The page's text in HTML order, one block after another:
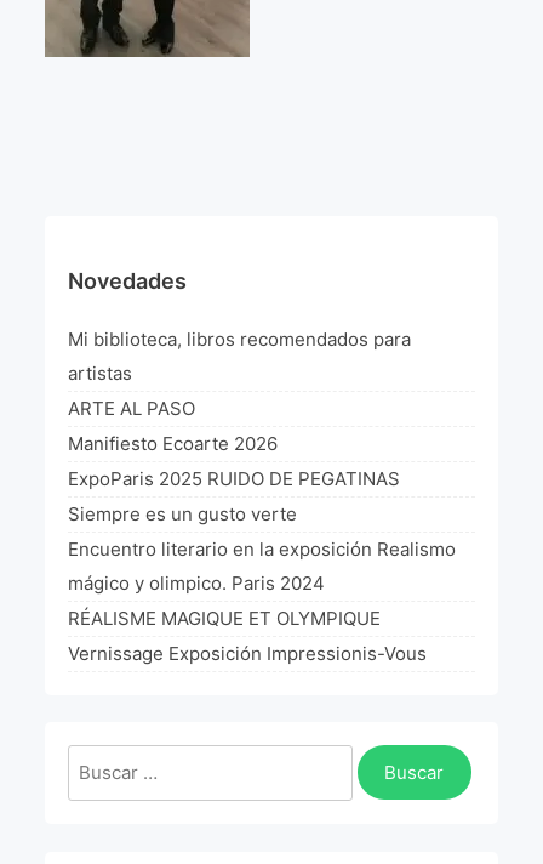
Bruit de gommettes Paris 2025
L’art Colombien à Paris 2019
L’art Latino-américain à Paris 2019
Reflecting Source. NY 2019
«Sincronías con sentido» Bogotá Colombia 2019
«Huellas trashumantes» New York 2018
Commissaire D’exposition
Manifiesto Ecoarte
Novedades
Mi biblioteca, libros recomendados para
artistas
ARTE AL PASO
Manifiesto Ecoarte 2026
ExpoParis 2025 RUIDO DE PEGATINAS
Siempre es un gusto verte
Encuentro literario en la exposición Realismo
mágico y olimpico. Paris 2024
RÉALISME MAGIQUE ET OLYMPIQUE
Vernissage Exposición Impressionis-Vous
Buscar: